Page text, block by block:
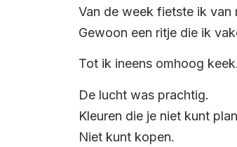
Van de week fietste ik van
Gewoon een ritje die ik
Tot ik ineens omhoog keek.
De lucht was prachtig.
Kleuren die je niet kunt
Niet kunt kopen.